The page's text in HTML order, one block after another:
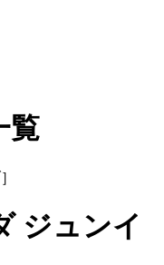
覧
ジュンイ